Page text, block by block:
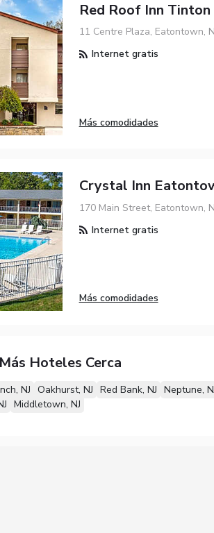
Red Roof Inn
11 Centre Plaza, Eatontown,
Internet gratis
Más comodidades
Crystal Inn
170 Main Street, Eatontown,
Internet gratis
Más comodidades
Hoteles Cerca
NJ Oakhurst, NJ Red Bank, NJ Neptune,
Middletown, NJ